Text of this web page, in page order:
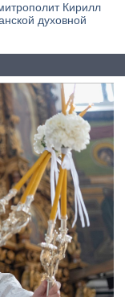
Кирилл
духовной